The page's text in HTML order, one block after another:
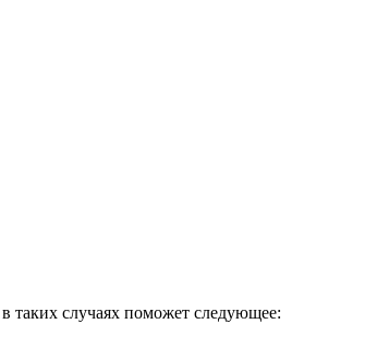
таких случаях поможет следующее: